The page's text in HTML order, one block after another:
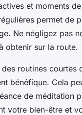
et moments
permet de
Ne négligez pas
obtenir sur la route.
routines courtes
bénéfique. Cela
de méditation
votre bien-être et